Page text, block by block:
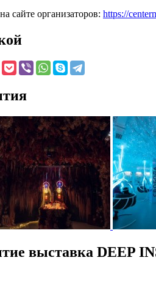
сайте организаторов: https://
выставка DEEP